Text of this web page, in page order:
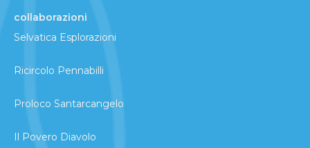
collaborazioni
Selvatica Esplorazioni
Ricircolo Pennabilli
Proloco Santarcangelo
Il Povero Diavolo